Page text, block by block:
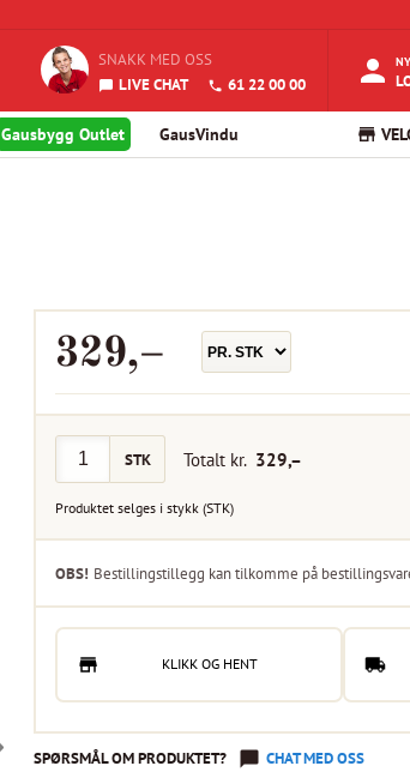
SNAKK MED OSS
LIVE CHAT
61 22 00 00
Gausbygg Outlet GausVindu
329,–
STK Totalt kr. 329,–
Produktet selges istykk (STK)
OBS! Bestillingstillegg kan tilkomme på
KLIKK OG HENT
SPØRSMÅL OM PRODUKTET? CHAT MED OSS